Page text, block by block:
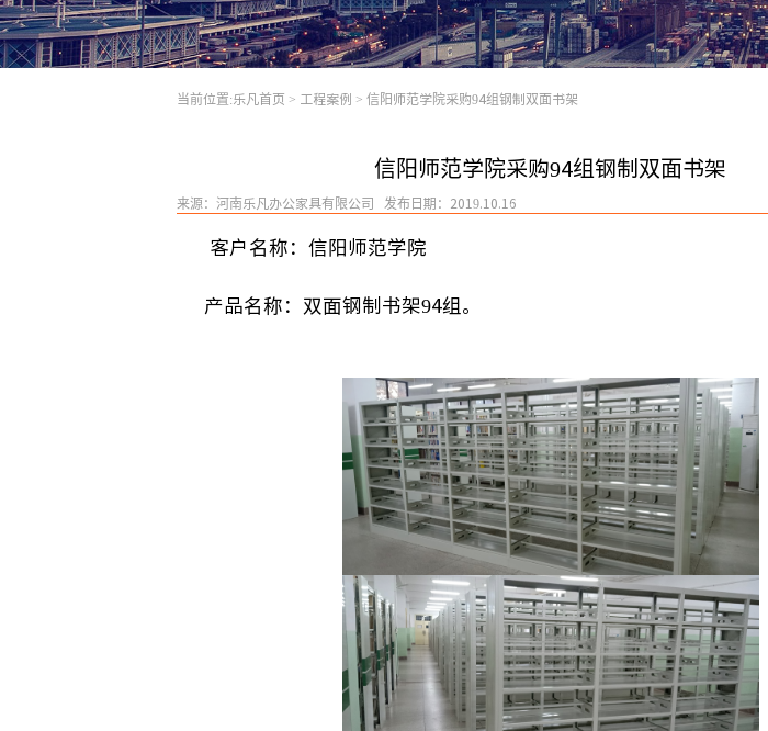
当前位置:乐凡首页 > 工程案例 > 信阳师范学院采购94组钢制双面书架
信阳师范学院采购94组钢制双面书架
来源：河南乐凡办公家具有限公司 发布日期：2019.10.16
客户名称：信阳师范学院
产品名称：双面钢制书架94组。